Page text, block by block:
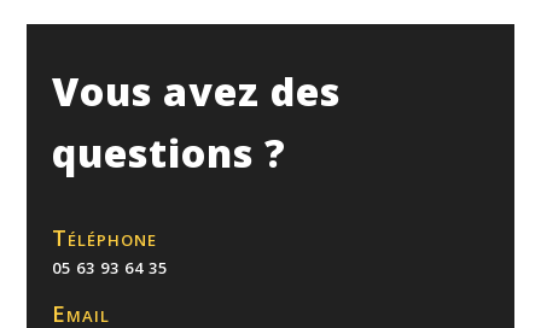
Vous avez des
questions ?
Téléphone
05 63 93 64 35
Email